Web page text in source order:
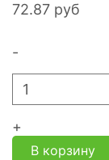
72.87 руб
-
+
В корзину